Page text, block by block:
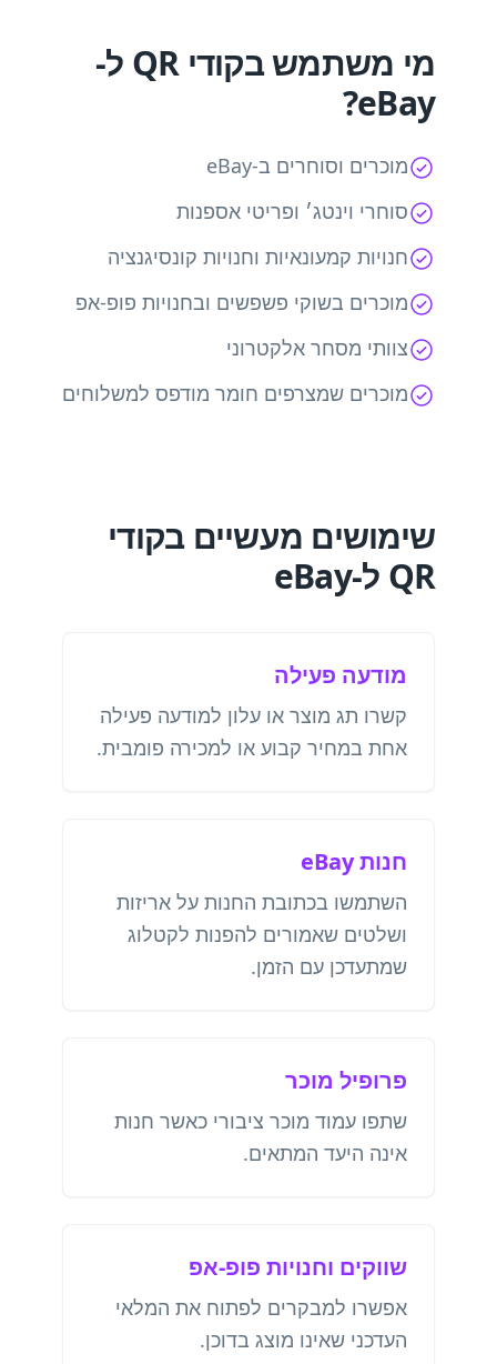
מי משתמש בקודי QR ל-
eBay?
מוכרים וסוחרים ב-eBay
סוחרי וינטג׳ ופריטי אספנות
חנויות קמעונאיות וחנויות קונסיגנציה
מוכרים בשוקי פשפשים ובחנויות פופ-אפ
צוותי מסחר אלקטרוני
מוכרים שמצרפים חומר מודפס למשלוחים
שימושים מעשיים בקודי
QR ל-eBay
מודעה פעילה
קשרו תג מוצר או עלון למודעה פעילה
אחת במחיר קבוע או למכירה פומבית.
חנות eBay
השתמשו בכתובת החנות על אריזות
ושלטים שאמורים להפנות לקטלוג
שמתעדכן עם הזמן.
פרופיל מוכר
שתפו עמוד מוכר ציבורי כאשר חנות
אינה היעד המתאים.
שווקים וחנויות פופ-אפ
אפשרו למבקרים לפתוח את המלאי
העדכני שאינו מוצג בדוכן.